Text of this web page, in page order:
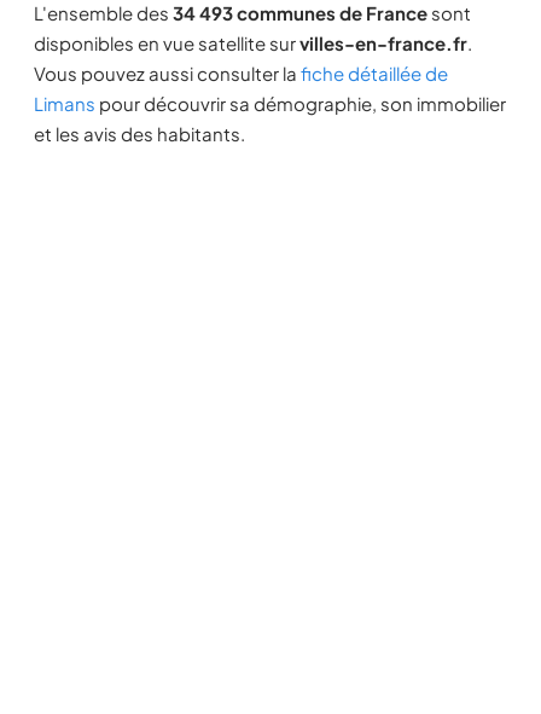
L'ensemble des 34 493 communes de France sont
disponibles en vue satellite survilles-en-france.fr.
Vous pouvez aussi consulter la fiche détaillée de
Limans pour découvrir sa démographie, son immobilier
et les avis des habitants.